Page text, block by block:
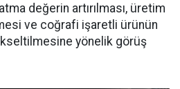
değerin artırılması, üretim
ve coğrafi işaretli ürünün
yönelik görüş